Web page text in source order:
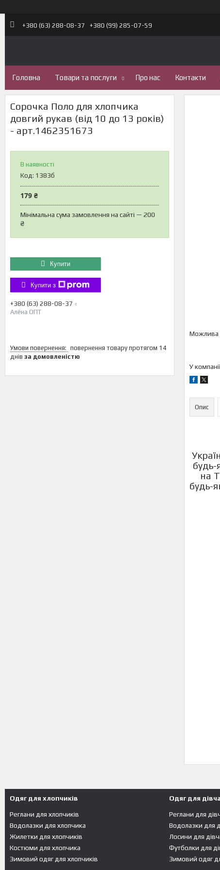
+380 (63) 288-08-37 +380 (99) 285-07-59
Головна Товари та послуги Про нас Контакти
Сорочка Поло для хлопчика
довгий рукав (від 10 до 13 років)
- арт.1462351673
В наявності
Код: 1383б
179 ₴
Мінімальна сума замовлення на сайті — 200
₴
Купити
Купити з
+380 (63) 288-08-37
Алёна ОПТ
повернення товару протягом 14
днів за домовленістю
У
Опис
будь-
на
будь-
Одяг для хлопчиків
Реглани для хлопчиків
Водолазки для хлопчика
Жилетки для хлопчиків
Костюми для хлопчика
Зимовий одяг для хлопчиків
Одяг для
Реглани для
Водолазки для
Лосини для
Футболки для
Зимовий одяг